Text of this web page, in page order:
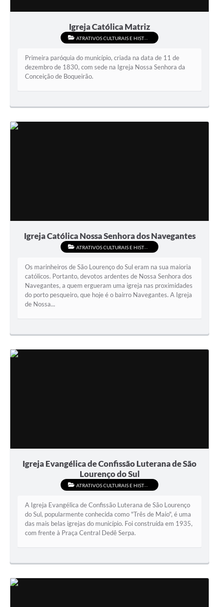
Igreja Católica Matriz
ATRATIVOS CULTURAIS E HISTÓRICOS
Primeira paróquia do município, criada na data de 11 de
dezembro de 1830, com sede na Igreja Nossa Senhora da
Conceição de Boqueirão.
Igreja Católica Nossa Senhora dos Navegantes
ATRATIVOS CULTURAIS E HISTÓRICOS
Os marinheiros de São Lourenço do Sul eram na sua maioria
católicos. Portanto, devotos ardentes de Nossa Senhora dos
Navegantes, a quem ergueram uma igreja nas proximidades
do porto pesqueiro, que hoje é o bairro Navegantes. A Igreja
de Nossa...
Igreja Evangélica de Confissão Luterana de São
Lourenço do Sul
ATRATIVOS CULTURAIS E HISTÓRICOS
A Igreja Evangélica de Confissão Luterana de São Lourenço
do Sul, popularmente conhecida como "Três de Maio", é uma
das mais belas igrejas do município. Foi construída em 1935,
com frente à Praça Central Dedê Serpa.